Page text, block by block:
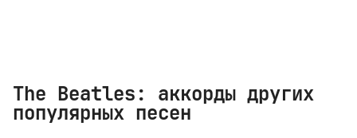
The Beatles: аккорды других
популярных песен